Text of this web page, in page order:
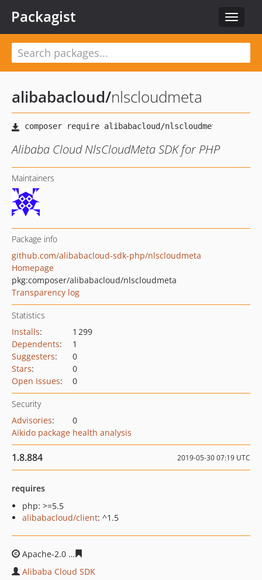
Toggle
Packagist
alibabacloud/nlscloudmeta
Alibaba Cloud NlsCloudMeta SDK for PHP
Maintainers
Package info
github.com/alibabacloud-sdk-php/nlscloudmeta
Homepage
pkg:composer/alibabacloud/nlscloudmeta
Transparency log
Statistics
Installs:
1 299
Dependents:
1
Suggesters:
0
Stars:
0
Open Issues: 0
Security
Advisories:
0
Aikido package health analysis
1.8.884 2019-05-30 07:19 UTC
requires
php: >=5.5
alibabacloud/client: ^1.5
Apache-2.0
Alibaba Cloud SDK